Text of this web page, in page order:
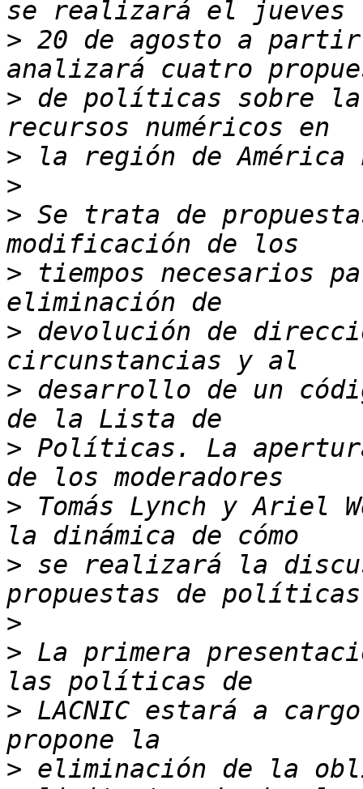
> 20 de agosto a
> de políticas sobre
>
>
> Se trata de
> tiempos necesarios
> devolución de
> desarrollo de un
> Políticas. La
> Tomás Lynch y Ariel
> se realizará la
>
> La primera
> LACNIC estará a
> eliminación de la